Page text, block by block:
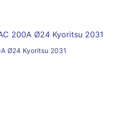
Ø24 Kyoritsu 2031